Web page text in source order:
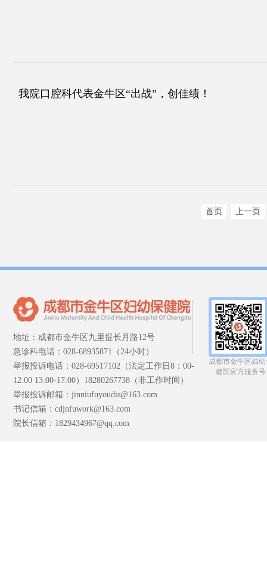
我院口腔科代表金牛区“出战”，创佳绩！
首页 上一页
地址：成都市金牛区九里提长月路12号
急诊科电话：028-68935871（24小时）
举报投诉电话：028-69517102（法定工作日8：00-
12:00 13:00-17:00）18280267738（非工作时间）
举报投诉邮箱：jinniufuyoudis@163.com
书记信箱：cdjnfuwork@163.com
院长信箱：1829434967@qq.com
成都市金牛区妇
健院官方服务号